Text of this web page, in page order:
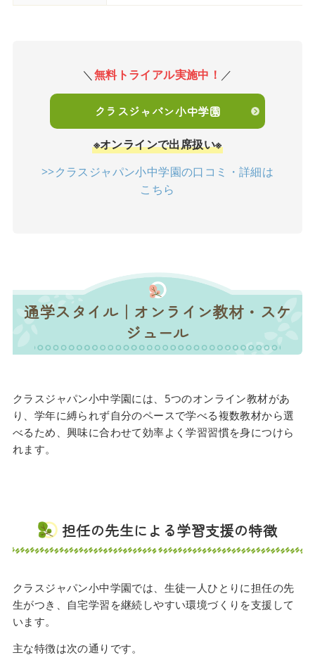
＼ 無料トライアル実施中！ ／
クラスジャパン小中学園
※オンラインで出席扱い※
>>クラスジャパン小中学園の口コミ・詳細は
こちら
通学スタイル｜オンライン教材・スケ
ジュール
クラスジャパン小中学園には、5つのオンライン教材があ
り、学年に縛られず自分のペースで学べる複数教材から選
べるため、興味に合わせて効率よく学習習慣を身につけら
れます。
担任の先生による学習支援の特徴
クラスジャパン小中学園では、生徒一人ひとりに担任の先
生がつき、自宅学習を継続しやすい環境づくりを支援して
います。
主な特徴は次の通りです。